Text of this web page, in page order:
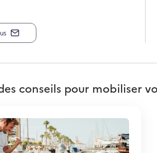
conseils pour mobiliser